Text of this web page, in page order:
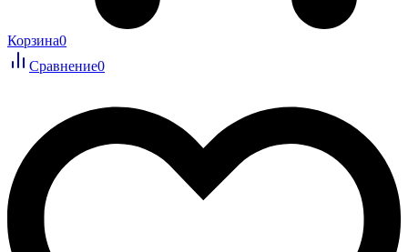
Корзина0
Сравнение0